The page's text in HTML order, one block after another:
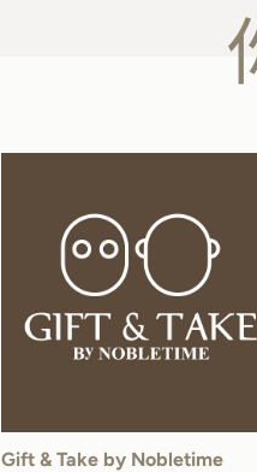
Gift & Take by Nobletime